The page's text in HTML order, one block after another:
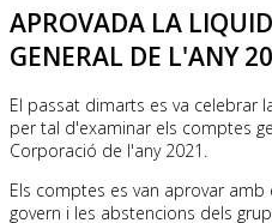
APROVADA LA
GENERAL DE L'ANY
El passat dimarts es va celebrar
per tal d'examinar els comptes
Corporació de l'any 2021.
Els comptes es van aprovar
govern i les abstencions dels